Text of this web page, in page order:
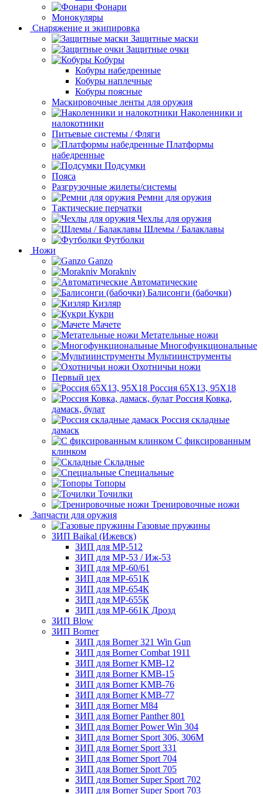
Фонари
Монокуляры
Снаряжение и экипировка
Защитные маски
Защитные очки
Кобуры
Кобуры набедренные
Кобуры наплечные
Кобуры поясные
Маскировочные ленты для оружия
Наколенники и
налокотники
Питьевые системы / Фляги
Платформы
набедренные
Подсумки
Пояса
Разгрузочные жилеты/системы
Ремни для оружия
Тактические перчатки
Чехлы для оружия
Шлемы / Балаклавы
Футболки
Ножи
Ganzo
Morakniv
Автоматические
Балисонги (бабочки)
Кизляр
Кукри
Мачете
Метательные ножи
Многофункциональные
Мультиинструменты
Охотничьи ножи
Первый цех
Россия 65Х13, 95Х18
Россия Ковка,
дамаск, булат
Россия складные
дамаск
С фиксированным
клинком
Складные
Специальные
Топоры
Точилки
Тренировочные ножи
Запчасти для оружия
Газовые пружины
ЗИП Baikal (Ижевск)
ЗИП для МР-512
ЗИП для МР-53 / Иж-53
ЗИП для МР-60/61
ЗИП для МР-651К
ЗИП для МР-654К
ЗИП для МР-655К
ЗИП для МР-661К Дрозд
ЗИП Blow
ЗИП Borner
ЗИП для Borner 321 Win Gun
ЗИП для Borner Combat 1911
ЗИП для Borner KMB-12
ЗИП для Borner KMB-15
ЗИП для Borner KMB-76
ЗИП для Borner KMB-77
ЗИП для Borner M84
ЗИП для Borner Panther 801
ЗИП для Borner Power Win 304
ЗИП для Borner Sport 306, 306M
ЗИП для Borner Sport 331
ЗИП для Borner Sport 704
ЗИП для Borner Sport 705
ЗИП для Borner Super Sport 702
ЗИП для Borner Super Sport 703